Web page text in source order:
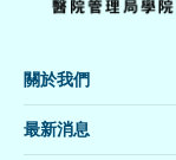
關於我們
最新消息